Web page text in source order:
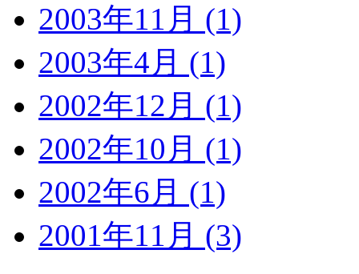
2003年11月 (1)
2003年4月 (1)
2002年12月 (1)
2002年10月 (1)
2002年6月 (1)
2001年11月 (3)